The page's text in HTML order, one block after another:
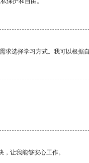
选择学习方式。我可以根据
让我能够安心工作。